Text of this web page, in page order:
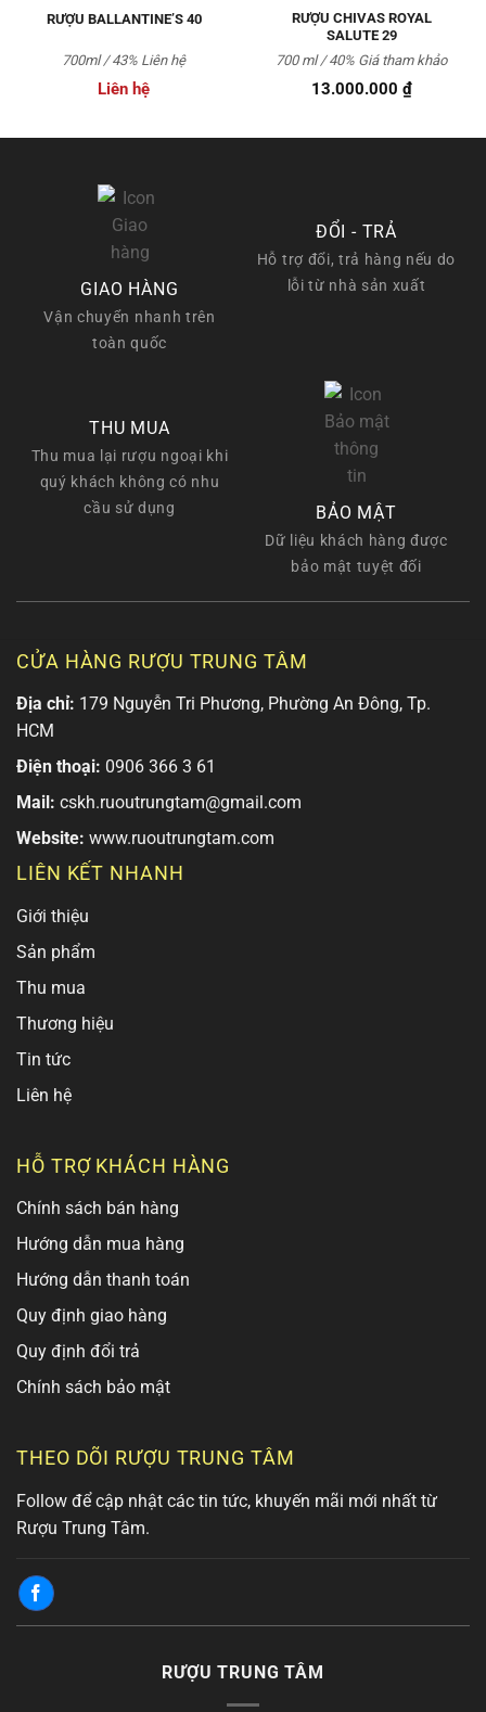
RƯỢU BALLANTINE’S 40
Liên hệ
700ml / 43% Liên hệ
RƯỢU CHIVAS ROYAL
SALUTE 29
13.000.000 ₫
700 ml / 40% Giá tham khảo
GIAO HÀNG
Vận chuyển nhanh trên
toàn quốc
ĐỔI - TRẢ
Hỗ trợ đổi, trả hàng nếu do
lỗi từ nhà sản xuất
THU MUA
Thu mua lại rượu ngoại khi
quý khách không có nhu
cầu sử dụng
BẢO MẬT
Dữ liệu khách hàng được
bảo mật tuyệt đối
CỬA HÀNG RƯỢU TRUNG TÂM
Địa chỉ: 179 Nguyễn Tri Phương, Phường An Đông, Tp.
HCM
Điện thoại: 0906 366 3 61
Mail: cskh.ruoutrungtam@gmail.com
Website: www.ruoutrungtam.com
LIÊN KẾT NHANH
Giới thiệu
Sản phẩm
Thu mua
Thương hiệu
Tin tức
Liên hệ
HỖ TRỢ KHÁCH HÀNG
Chính sách bán hàng
Hướng dẫn mua hàng
Hướng dẫn thanh toán
Quy định giao hàng
Quy định đổi trả
Chính sách bảo mật
THEO DÕI RƯỢU TRUNG TÂM
Follow để cập nhật các tin tức, khuyến mãi mới nhất từ
Rượu Trung Tâm.
RƯỢU TRUNG TÂM